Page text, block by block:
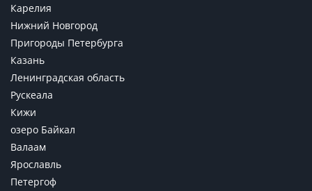
Карелия
Нижний Новгород
Пригороды Петербурга
Казань
Ленинградская область
Рускеала
Кижи
озеро Байкал
Валаам
Ярославль
Петергоф